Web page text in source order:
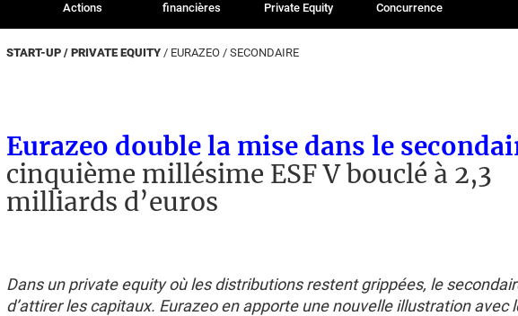
Actions
financières
Private Equity
Concurrence
START-UP / PRIVATE EQUITY / EURAZEO / SECONDAIRE
Eurazeo double la mise dans le
cinquième millésime ESF V bouclé à 2,3
milliards d’euros
Dans un private equity où les distributions restent grippées, le
d’attirer les capitaux. Eurazeo en apporte une nouvelle illustration avec